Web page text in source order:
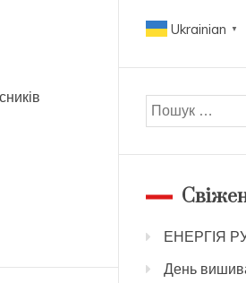
Ukrainian ▼
Пошук:
ЕНЕРГІЯ
День